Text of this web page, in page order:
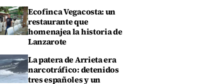
Ecofinca Vegacosta: un
restaurante que
homenajea la historia de
Lanzarote
La patera de Arrieta era
narcotráfico: detenidos
tres españoles y un